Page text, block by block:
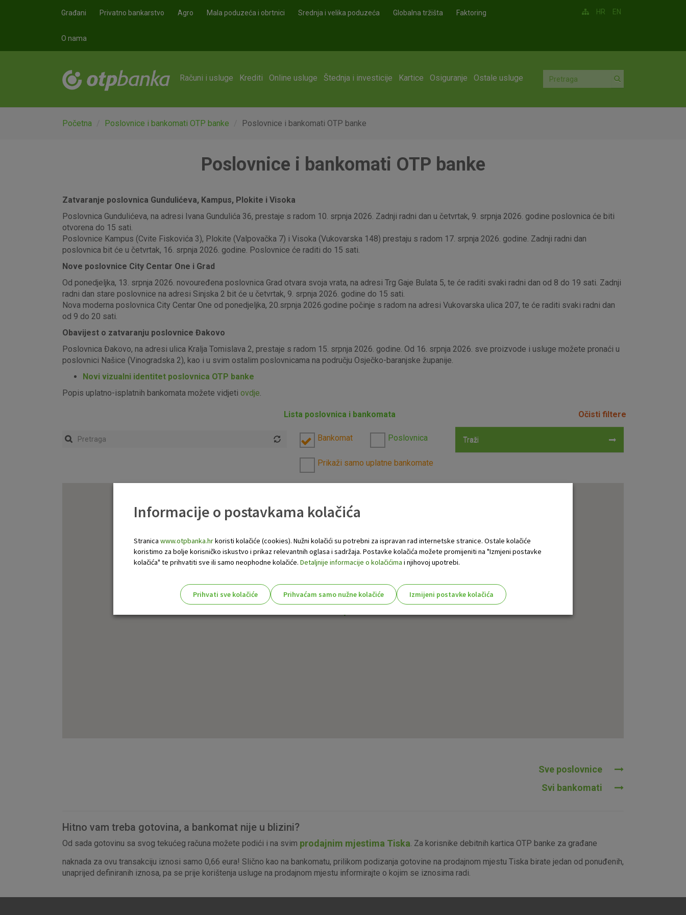
Građani Privatno bankarstvo Agro Mala poduzeća i obrtnici Srednja i velika poduzeća Globalna tržišta Faktoring
O nama
HR EN
Računi i usluge Krediti Online usluge Štednja i investicije Kartice Osiguranje Ostale usluge
Početna Poslovnice i bankomati OTP banke Poslovnice i bankomati OTP banke
Poslovnice i bankomati OTP banke
Zatvaranje poslovnica Gundulićeva, Kampus, Plokite i Visoka
Poslovnica Gundulićeva, na adresi Ivana Gundulića 36, prestaje s radom 10. srpnja 2026. Zadnji radni dan u četvrtak, 9. srpnja 2026. godine poslovnica će biti
otvorena do 15 sati.
Poslovnice Kampus (Cvite Fiskovića 3), Plokite (Valpovačka 7) i Visoka (Vukovarska 148) prestaju s radom 17. srpnja 2026. godine. Zadnji radni dan
poslovnica bit će u četvrtak, 16. srpnja 2026. godine. Poslovnice će raditi do 15 sati.
Nove poslovnice City Centar One i Grad
Od ponedjeljka, 13. srpnja 2026. novouređena poslovnica Grad otvara svoja vrata, na adresi Trg Gaje Bulata 5, te će raditi svaki radni dan od 8 do 19 sati. Zadnji
radni dan stare poslovnice na adresi Sinjska 2 bit će u četvrtak, 9. srpnja 2026. godine do 15 sati.
Nova moderna poslovnica City Centar One od ponedjeljka, 20.srpnja 2026.godine počinje s radom na adresi Vukovarska ulica 207, te će raditi svaki radni dan
od 9 do 20 sati.
Obavijest o zatvaranju poslovnice Đakovo
Poslovnica Đakovo, na adresi ulica Kralja Tomislava 2, prestaje s radom 15. srpnja 2026. godine. Od 16. srpnja 2026. sve proizvode i usluge možete pronaći u
poslovnici Našice (Vinogradska 2), kao i u svim ostalim poslovnicama na području Osječko-baranjske županije.
Novi vizualni identitet poslovnica OTP banke
Popis uplatno-isplatnih bankomata možete vidjeti ovdje.
Lista poslovnica i bankomata Očisti filtere
Bankomat Poslovnica Traži
Prikaži samo uplatne bankomate
Sve poslovnice
Svi bankomati
Hitno vam treba gotovina, a bankomat nije u blizini?
Od sada gotovinu sa svog tekućeg računa možete podići i na svim prodajnim mjestima Tiska. Za korisnike debitnih kartica OTP banke za građane
naknada za ovu transakciju iznosi samo 0,66 eura! Slično kao na bankomatu, prilikom podizanja gotovine na prodajnom mjestu Tiska birate jedan od ponuđenih,
unaprijed definiranih iznosa, pa se prije korištenja usluge na prodajnom mjestu informirajte o kojim se iznosima radi.
Informacije o postavkama kolačića
Stranica www.otpbanka.hrkoristi kolačiće (cookies). Nužni kolačići su potrebni za ispravan rad internetske stranice. Ostale kolačiće
koristimo za bolje korisničko iskustvo i prikaz relevantnih oglasa i sadržaja. Postavke kolačića možete promijeniti na "Izmjeni postavke
kolačića" te prihvatiti sve ili samo neophodne kolačiće. Detaljnije informacije o kolačićima i njihovoj upotrebi.
Prihvati sve kolačiće Prihvaćam samo nužne kolačiće
Izmijeni postavke kolačića
Marketinški